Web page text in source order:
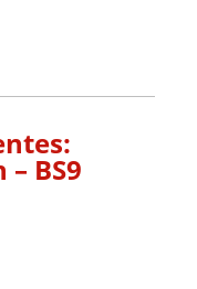
BS9